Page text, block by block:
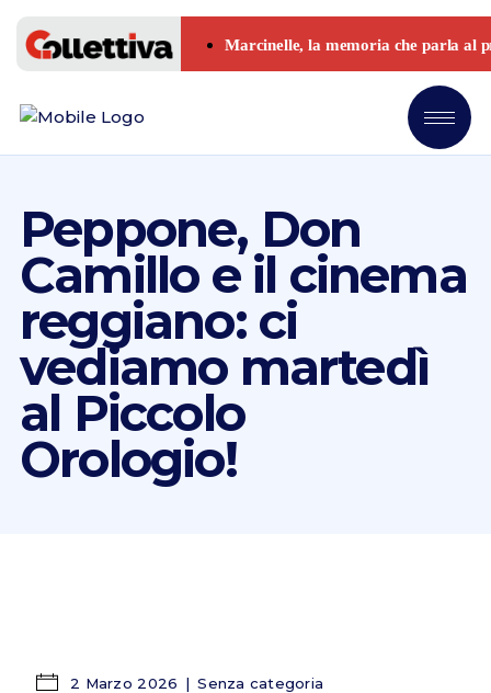
Peppone, Don
Camillo e il cinema
reggiano: ci
vediamo martedì
al Piccolo
Orologio!
2 Marzo 2026 Senza categoria